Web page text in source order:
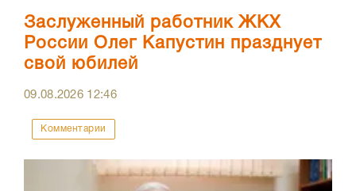
Заслуженный работник ЖКХ
России Олег Капустин празднует
свой юбилей
09.08.2026 12:46
Комментарии